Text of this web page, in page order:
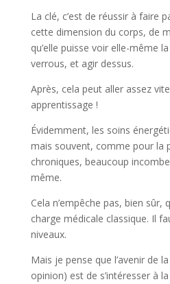
La clé, c’est de réussir à faire
cette dimension du corps, de
qu’elle puisse voir elle-même
verrous, et agir dessus.
Après, cela peut aller assez
apprentissage !
Évidemment, les soins
mais souvent, comme pour la
chroniques, beaucoup
même.
Cela n’empêche pas, bien sûr,
charge médicale classique. Il
niveaux.
Mais je pense que l’avenir de
opinion) est de s’intéresser à